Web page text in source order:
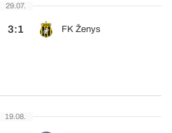
29.07.
3:1 FK Ženys
19.08.